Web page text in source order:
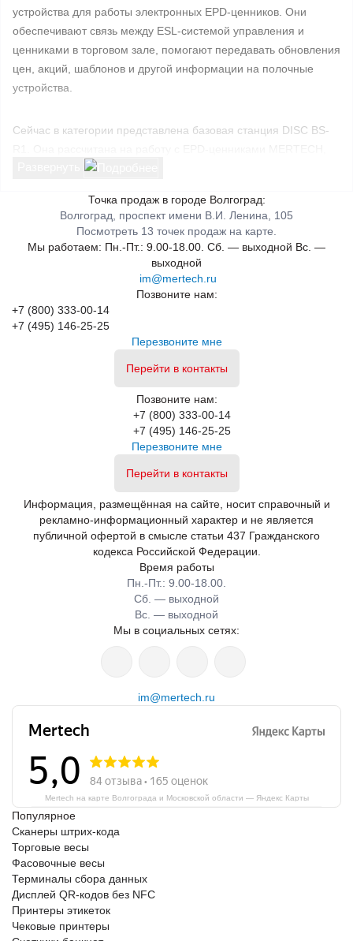
устройства для работы электронных EPD-ценников. Они
обеспечивают связь между ESL-системой управления и
ценниками в торговом зале, помогают передавать обновления
цен, акций, шаблонов и другой информации на полочные
устройства.
Сейчас в категории представлена базовая станция DISC BS-
подключается по кабелю RJ-45, поддерживает питание
Количество базовых станций подбирается под площадь
торгового зала, планировку, количество ценников и
требования к скорости обновления данных.
Если электронный ценник отображает данные на полке, то
базовая станция отвечает за их передачу внутри ESL-
инфраструктуры. Поэтому при внедрении электронных
ценников важно рассчитывать не только количество самих
ценников, но и зону покрытия базовых станций.
DISC BS-R1 рассчитана на потолочный или настенный
монтаж, подключается по кабелю RJ-45, поддерживает
питание PoE/DC и работает с электронными EPD-ценниками.
станций рассчитывают по площади торгового зала,
планировке, плотности размещения ценников и требованиям
к скорости обновления данных.
Преимущества базовой станции
Базовая станция нужна для стабильного обмена данными
между платформой управления и электронными ценниками.
Связь между ESL-системой и ценниками. DISC BS-R1
поддерживать актуальную информацию на полке.
Поддержка Bluetooth BLE 5.x / 2.4G wireless. Станция
используется для беспроводной передачи данных в рамках
ESL-инфраструктуры.
Подключение по RJ-45. Проводное подключение удобно
для стабильной интеграции в инфраструктуру магазина.
Питание PoE/DC. Можно выбрать подходящий способ
питания в зависимости от проекта и особенностей объекта.
Потолочный или настенный монтаж. Станцию можно
Точка продаж в городе Волгоград:
Волгоград, проспект имени В.И. Ленина, 105
Посмотреть 13 точек продаж на карте.
Мы работаем: Пн.-Пт.: 9.00-18.00. Сб. — выходной Вс. —
выходной
im@mertech.ru
Позвоните нам:
+7 (800) 333-00-14
+7 (495) 146-25-25
Перезвоните мне
Перейти в контакты
Позвоните нам:
+7 (800) 333-00-14
+7 (495) 146-25-25
Перезвоните мне
Перейти в контакты
Информация, размещённая на сайте, носит справочный и
рекламно-информационный характер и не является
публичной офертой в смысле статьи 437 Гражданского
кодекса Российской Федерации.
Время работы
Пн.-Пт.: 9.00-18.00.
Сб. — выходной
Вс. — выходной
Мы в социальных сетях:
im@mertech.ru
Mertech на карте Волгограда и Московской области — Яндекс Карты
Популярное
Сканеры штрих-кода
Торговые весы
Фасовочные весы
Терминалы сбора данных
Дисплей QR-кодов без NFC
Принтеры этикеток
Чековые принтеры